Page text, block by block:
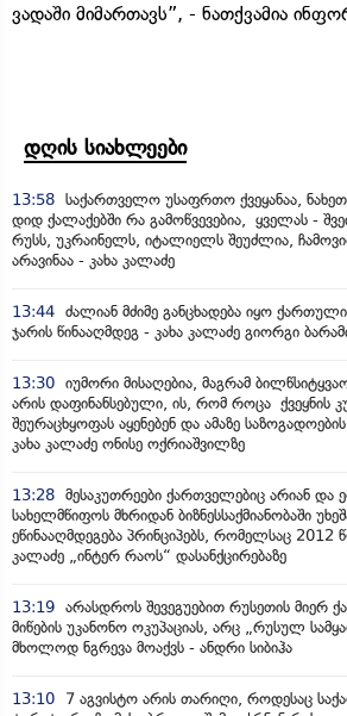
ვადაში მიმართავს”, - ნათქვამია
დღის სიახლეები
13:58 საქართველო უსაფრთო ქვეყანაა,
დიდ ქალაქებში რა გამოწვევებია, ყველას -
რუსს, უკრაინელს, იტალიელს შეუძლია,
არავინაა - კახა კალაძე
13:44 ძალიან მძიმე განცხადება იყო
ჯარის წინააღმდეგ - კახა კალაძე გიორგი
13:30 იუმორი მისაღებია, მაგრამ
არის დაფინანსებული, ის, რომ როცა ქვეყნის
შეურაცხყოფას აყენებენ და ამაზე
კახა კალაძე ონისე ოქრიაშვილზე
13:28 მესაკუთრეები ქართველებიც არიან და
სახელმწიფოს მხრიდან ბიზნესსაქმიანობაში
ეწინააღმდეგება პრინციპებს, რომელსაც 2012
კალაძე „ინტერ რაოს“ დასანქცირებაზე
13:19 არასდროს შევეგუებით რუსეთის მიერ
მიწების უკანონო ოკუპაციას, არც „რუსულ
მხოლოდ ნგრევა მოაქვს - ანდრი სიბიჰა
13:10
7 აგვისტო არის თარიღი, როდესაც